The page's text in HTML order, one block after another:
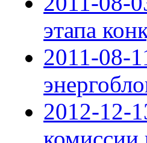
этапа
2011-08-
2012-12-